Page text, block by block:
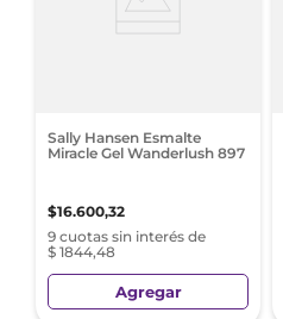
Sally Hansen Esmalte
Miracle Gel Wanderlush 897
$16.600,32
9 cuotas sin interés de
$ 1844,48
Agregar